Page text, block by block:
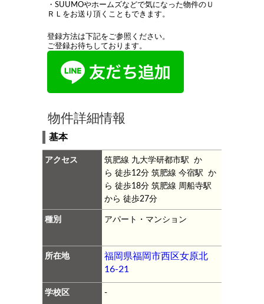
・SUUMOやホームズなどで気になった物件のＵ
ＲＬをお送り頂くこともできます。
登録方法は下記をご参照ください。
ご登録お待ちしております。
物件詳細情報
基本
アクセス
筑肥線 九大学研都市駅 か
ら 徒歩12分筑肥線 今宿駅 か
ら 徒歩18分筑肥線 周船寺駅
から 徒歩27分
種別 アパート・マンション
所在地
福岡県福岡市西区女原北
16-21
学校区 -